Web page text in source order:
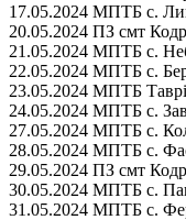
17.05.2024 МПТБ с.
20.05.2024 ПЗ смт
21.05.2024 МПТБ с.
22.05.2024 МПТБ с.
23.05.2024 МПТБ
24.05.2024 МПТБ с.
27.05.2024 МПТБ с.
28.05.2024 МПТБ с.
29.05.2024 ПЗ смт
30.05.2024 МПТБ с.
31.05.2024 МПТБ с.